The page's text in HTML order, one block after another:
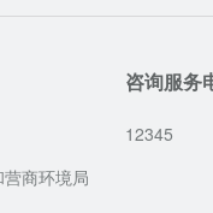
商环境局
咨询服务
12345